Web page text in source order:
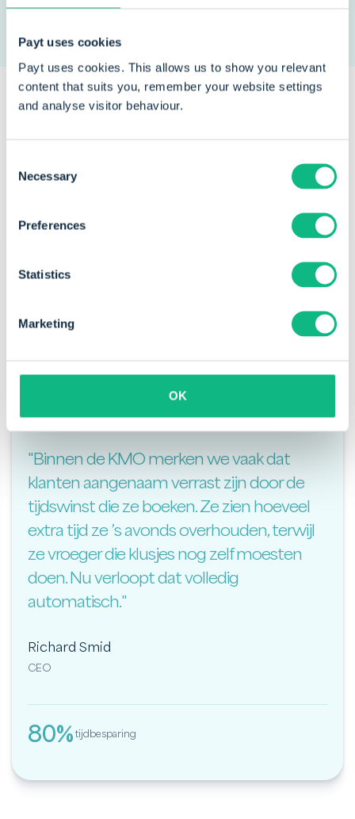
Payt uses cookies
Payt uses cookies. This allows us to show you relevant
content that suits you, remember your website settings
and analyse visitor behaviour.
Selection
Necessary
Preferences
Statistics
Marketing
OK
"Binnen de KMO merken we vaak dat
klanten aangenaam verrast zijn door de
tijdswinst die ze boeken. Ze zien hoeveel
extra tijd ze ’s avonds overhouden, terwijl
ze vroeger die klusjes nog zelf moesten
doen. Nu verloopt dat volledig
automatisch."
Richard Smid
CEO
80% tijdbesparing